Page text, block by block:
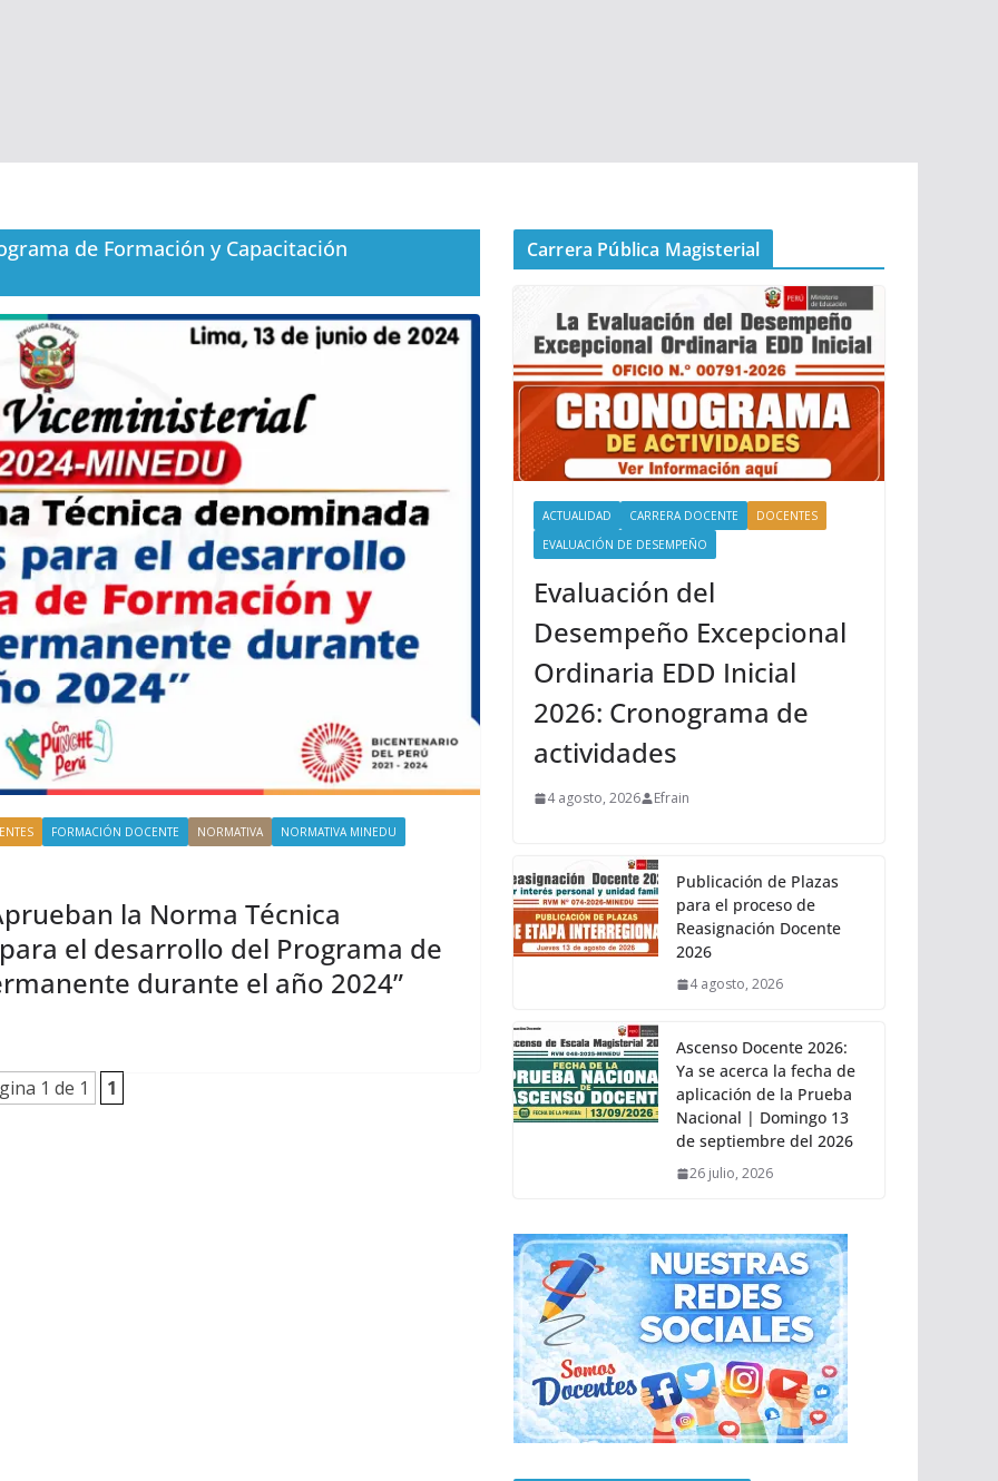
de Formación y Capacitación
FORMACIÓN DOCENTE NORMATIVA NORMATIVA MINEDU
la Norma Técnica
el desarrollo del Programa de
durante el año 2024”
1 de 1 1
Carrera Pública Magisterial
ACTUALIDAD CARRERA DOCENTE
DOCENTES
EVALUACIÓN DE DESEMPEÑO
Evaluación del
Desempeño Excepcional
Ordinaria EDD Inicial
2026: Cronograma de
actividades
4 agosto, 2026 Efrain
Publicación de Plazas
para el proceso de
Reasignación Docente
2026
4 agosto, 2026
Ascenso Docente 2026:
Ya se acerca la fecha de
aplicación de la Prueba
Nacional | Domingo 13
de septiembre del 2026
26 julio, 2026